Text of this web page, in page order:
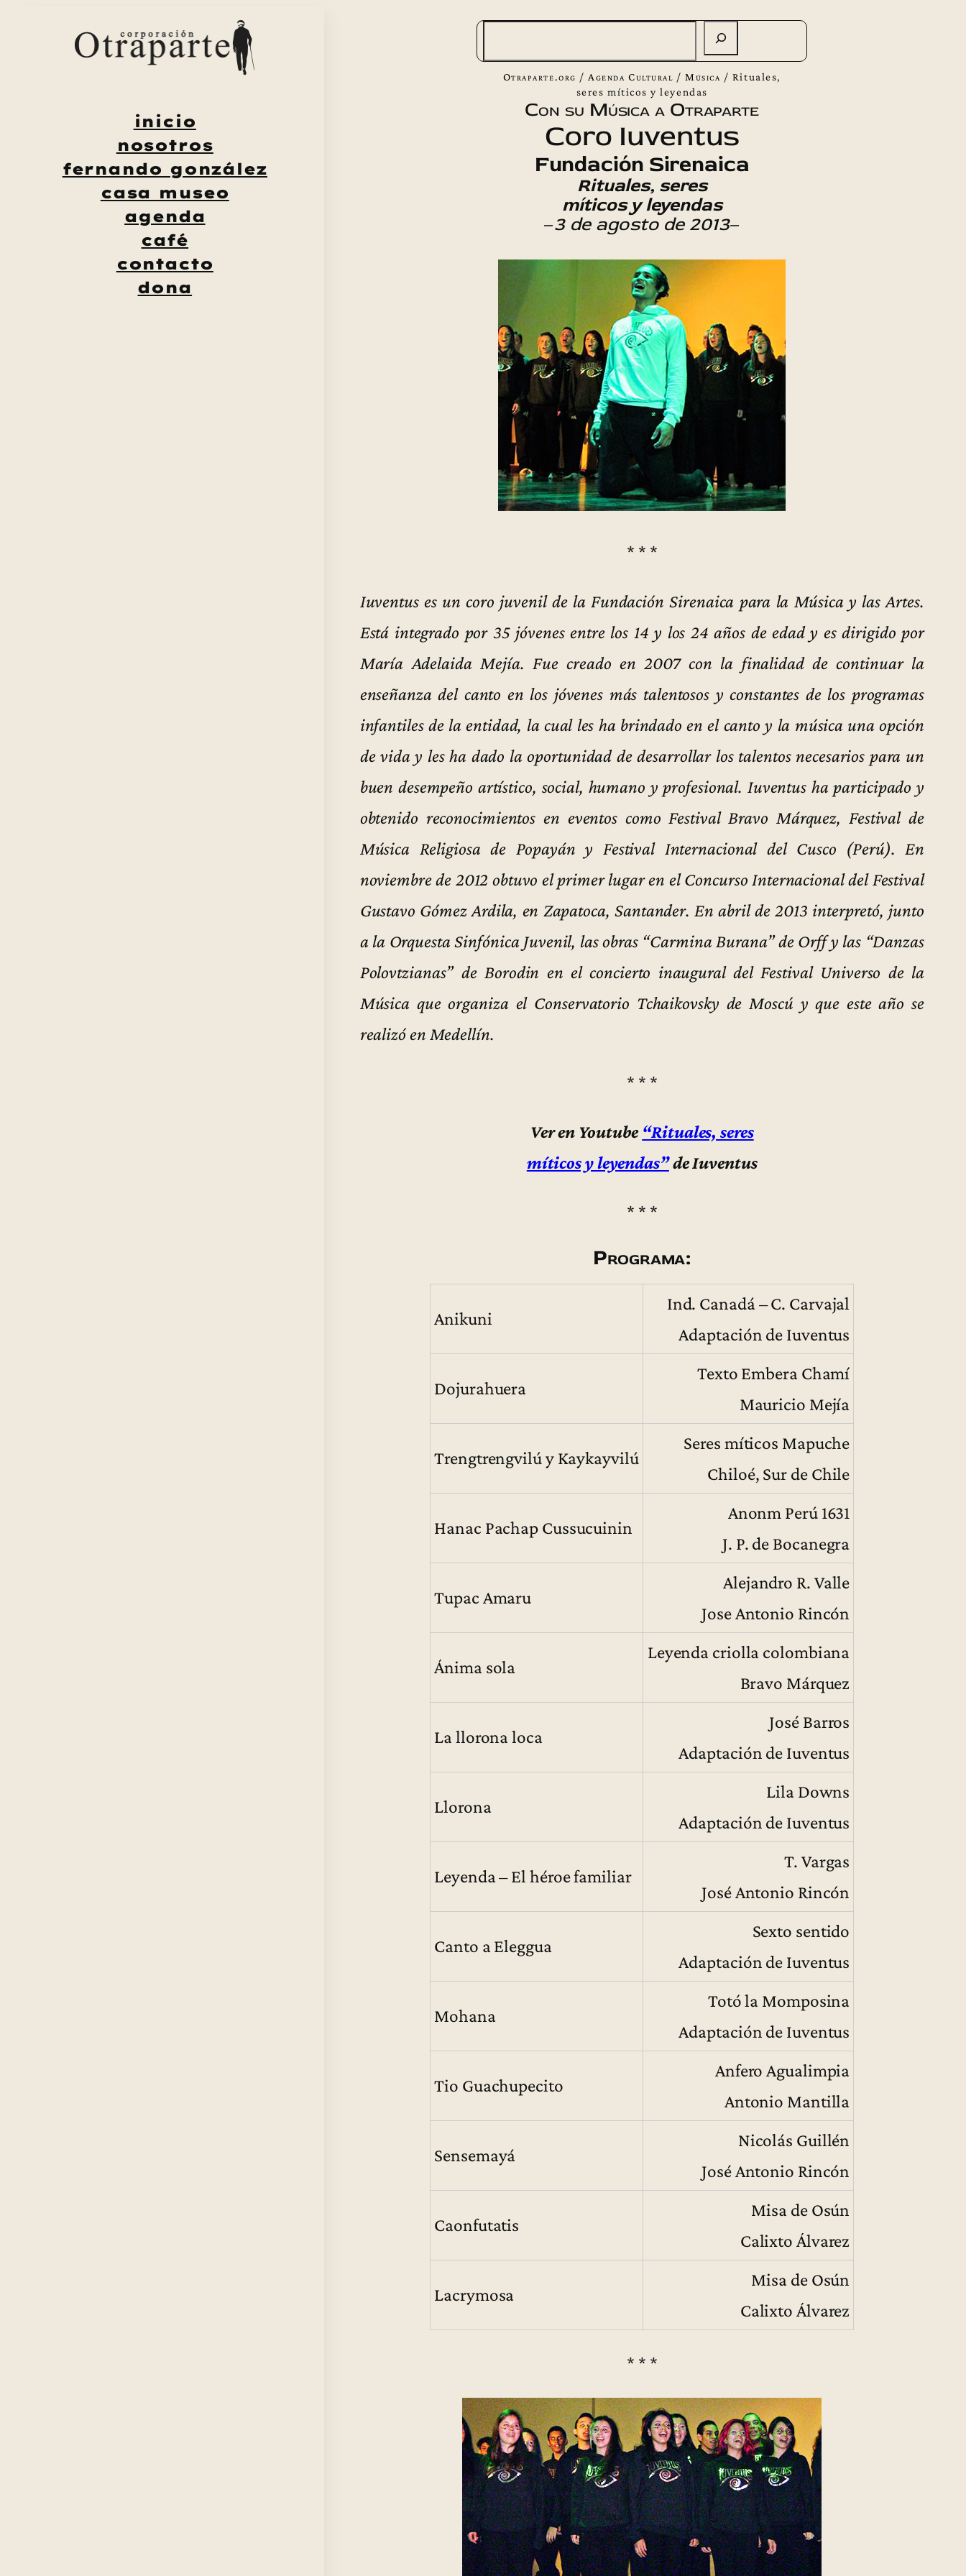
inicio
nosotros
fernando gonzález
casa museo
agenda
café
contacto
dona
Otraparte.org / Agenda Cultural /Música / Rituales,
seres míticos y leyendas
Con su Música a Otraparte
Coro Iuventus
Fundación Sirenaica
Rituales, seres
míticos y leyendas
–3 de agosto de 2013–
* * *
Iuventus es un coro juvenil de la Fundación Sirenaica para la Música y las Artes.
Está integrado por 35 jóvenes entre los 14 y los 24 años de edad y es dirigido por
María Adelaida Mejía. Fue creado en 2007 con la finalidad de continuar la
enseñanza del canto en los jóvenes más talentosos y constantes de los programas
infantiles de la entidad, la cual les ha brindado en el canto y la música una opción
de vida y les ha dado la oportunidad de desarrollar los talentos necesarios para un
buen desempeño artístico, social, humano y profesional. Iuventus ha participado y
obtenido reconocimientos en eventos como Festival Bravo Márquez, Festival de
Música Religiosa de Popayán y Festival Internacional del Cusco (Perú). En
noviembre de 2012 obtuvo el primer lugar en el Concurso Internacional del Festival
Gustavo Gómez Ardila, en Zapatoca, Santander. En abril de 2013 interpretó, junto
a la Orquesta Sinfónica Juvenil, las obras “Carmina Burana” de Orff y las “Danzas
Polovtzianas” de Borodin en el concierto inaugural del Festival Universo de la
Música que organiza el Conservatorio Tchaikovsky de Moscú y que este año se
realizó en Medellín.
* * *
Ver en Youtube “Rituales, seres
míticos y leyendas”de Iuventus
* * *
Programa:
Anikuni
Ind. Canadá – C. Carvajal
Adaptación de Iuventus
Dojurahuera
Texto Embera Chamí
Mauricio Mejía
Trengtrengvilú y Kaykayvilú
Seres míticos Mapuche
Chiloé, Sur de Chile
Hanac Pachap Cussucuinin
Anonm Perú 1631
J. P. de Bocanegra
Tupac Amaru
Alejandro R. Valle
Jose Antonio Rincón
Ánima sola
Leyenda criolla colombiana
Bravo Márquez
La llorona loca
José Barros
Adaptación de Iuventus
Llorona
Lila Downs
Adaptación de Iuventus
Leyenda – El héroe familiar
T. Vargas
José Antonio Rincón
Canto a Eleggua
Sexto sentido
Adaptación de Iuventus
Mohana
Totó la Momposina
Adaptación de Iuventus
Tio Guachupecito
Anfero Agualimpia
Antonio Mantilla
Sensemayá
Nicolás Guillén
José Antonio Rincón
Caonfutatis
Misa de Osún
Calixto Álvarez
Lacrymosa
Misa de Osún
Calixto Álvarez
* * *